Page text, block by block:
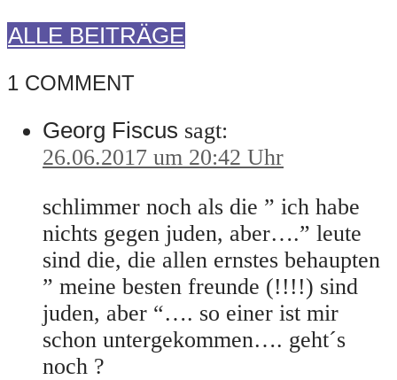
ALLE BEITRÄGE
1 COMMENT
Georg Fiscus sagt:
26.06.2017 um 20:42 Uhr
schlimmer noch als die ” ich habe
nichts gegen juden, aber….” leute
sind die, die allen ernstes behaupten
” meine besten freunde (!!!!) sind
juden, aber “…. so einer ist mir
schon untergekommen…. geht´s
noch ?